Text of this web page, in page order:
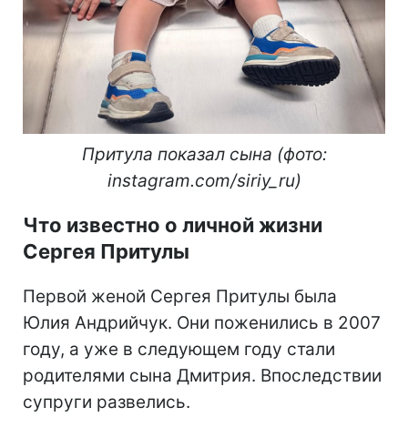
Притула показал сына (фото:
instagram.com/siriy_ru)
Что известно о личной жизни
Сергея Притулы
Первой женой Сергея Притулы была
Юлия Андрийчук. Они поженились в 2007
году, а уже в следующем году стали
родителями сына Дмитрия. Впоследствии
супруги развелись.